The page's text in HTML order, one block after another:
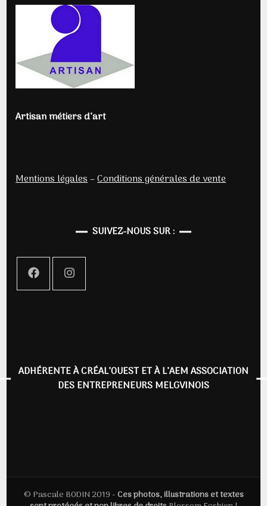
Artisan métiers d’art
Mentions légales–Conditions générales de vente
SUIVEZ-NOUS SUR :
ADHÉRENTE À CRÉAL’OUEST ET À L’AEM ASSOCIATION
DES ENTREPRENEURS MELGVINOIS
© Pascale BODIN 2019 -Ces photos, illustrations et textes